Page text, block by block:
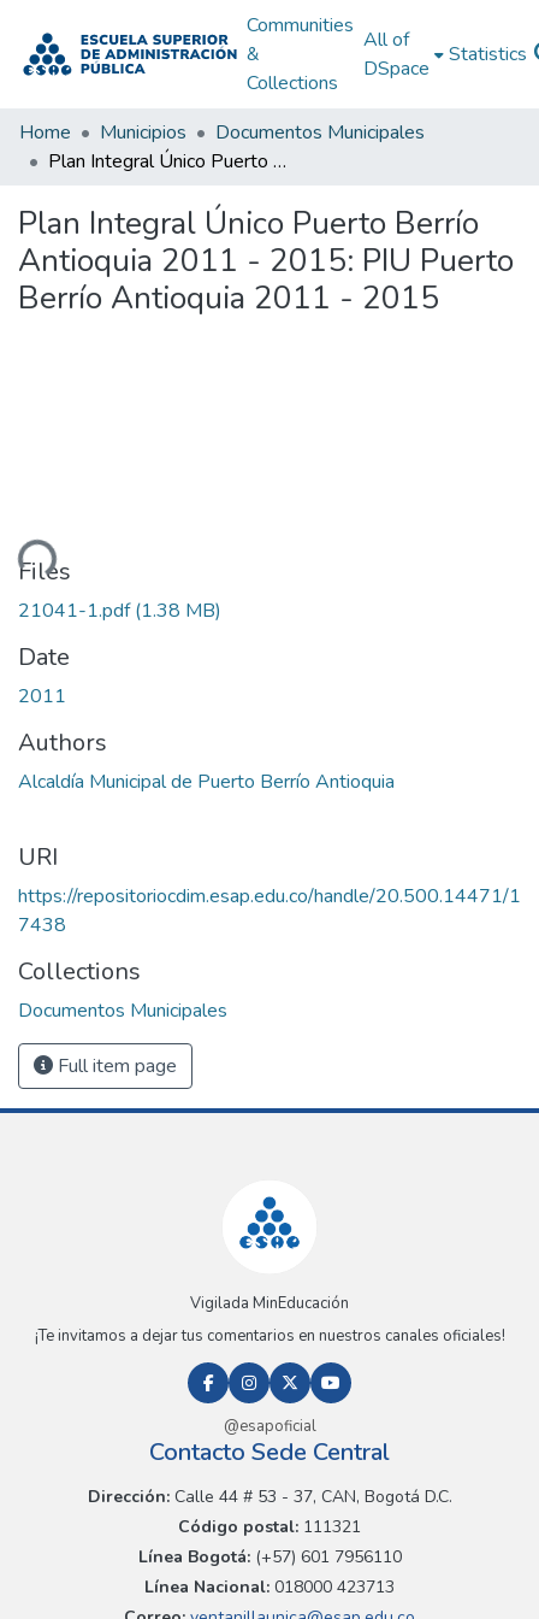
Communities
&
Collections
All of
DSpace
Statistics
Home Municipios
Documentos Municipales
Plan Integral Único Puerto Berrío Antioquia 2011 - 2015: PIU Puerto Berrío Antioquia 2011 - 2015
Plan Integral Único Puerto Berrío
Antioquia 2011 - 2015: PIU Puerto
Berrío Antioquia 2011 - 2015
Files
21041-1.pdf(1.38 MB)
Date
2011
Authors
Alcaldía Municipal de Puerto Berrío Antioquia
URI
https://repositoriocdim.esap.edu.co/handle/20.500.14471/1
7438
Collections
Documentos Municipales
Full item page
Vigilada MinEducación
¡Te invitamos a dejar tus comentarios en nuestros canales oficiales!
@esapoficial
Contacto Sede Central
Dirección:Calle 44 # 53 - 37, CAN, Bogotá D.C.
Código postal: 111321
Línea Bogotá:(+57) 601 7956110
Línea Nacional: 018000 423713